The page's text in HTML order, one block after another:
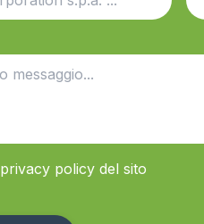
privacypolicy del sito